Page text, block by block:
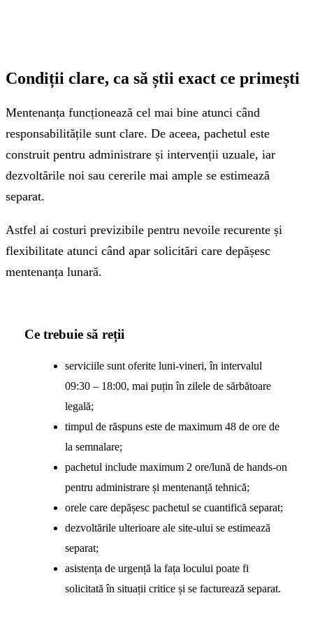
Condiții clare, ca să știi exact ce primești
Mentenanța funcționează cel mai bine atunci când
responsabilitățile sunt clare. De aceea, pachetul este
construit pentru administrare și intervenții uzuale, iar
dezvoltările noi sau cererile mai ample se estimează
separat.
Astfel ai costuri previzibile pentru nevoile recurente și
flexibilitate atunci când apar solicitări care depășesc
mentenanța lunară.
Ce trebuie să reții
serviciile sunt oferite luni-vineri, în intervalul
09:30 – 18:00, mai puțin în zilele de sărbătoare
legală;
timpul de răspuns este de maximum 48 de ore de
la semnalare;
pachetul include maximum 2 ore/lună de hands-on
pentru administrare și mentenanță tehnică;
orele care depășesc pachetul se cuantifică separat;
dezvoltările ulterioare ale site-ului se estimează
separat;
asistența de urgență la fața locului poate fi
solicitată în situații critice și se facturează separat.